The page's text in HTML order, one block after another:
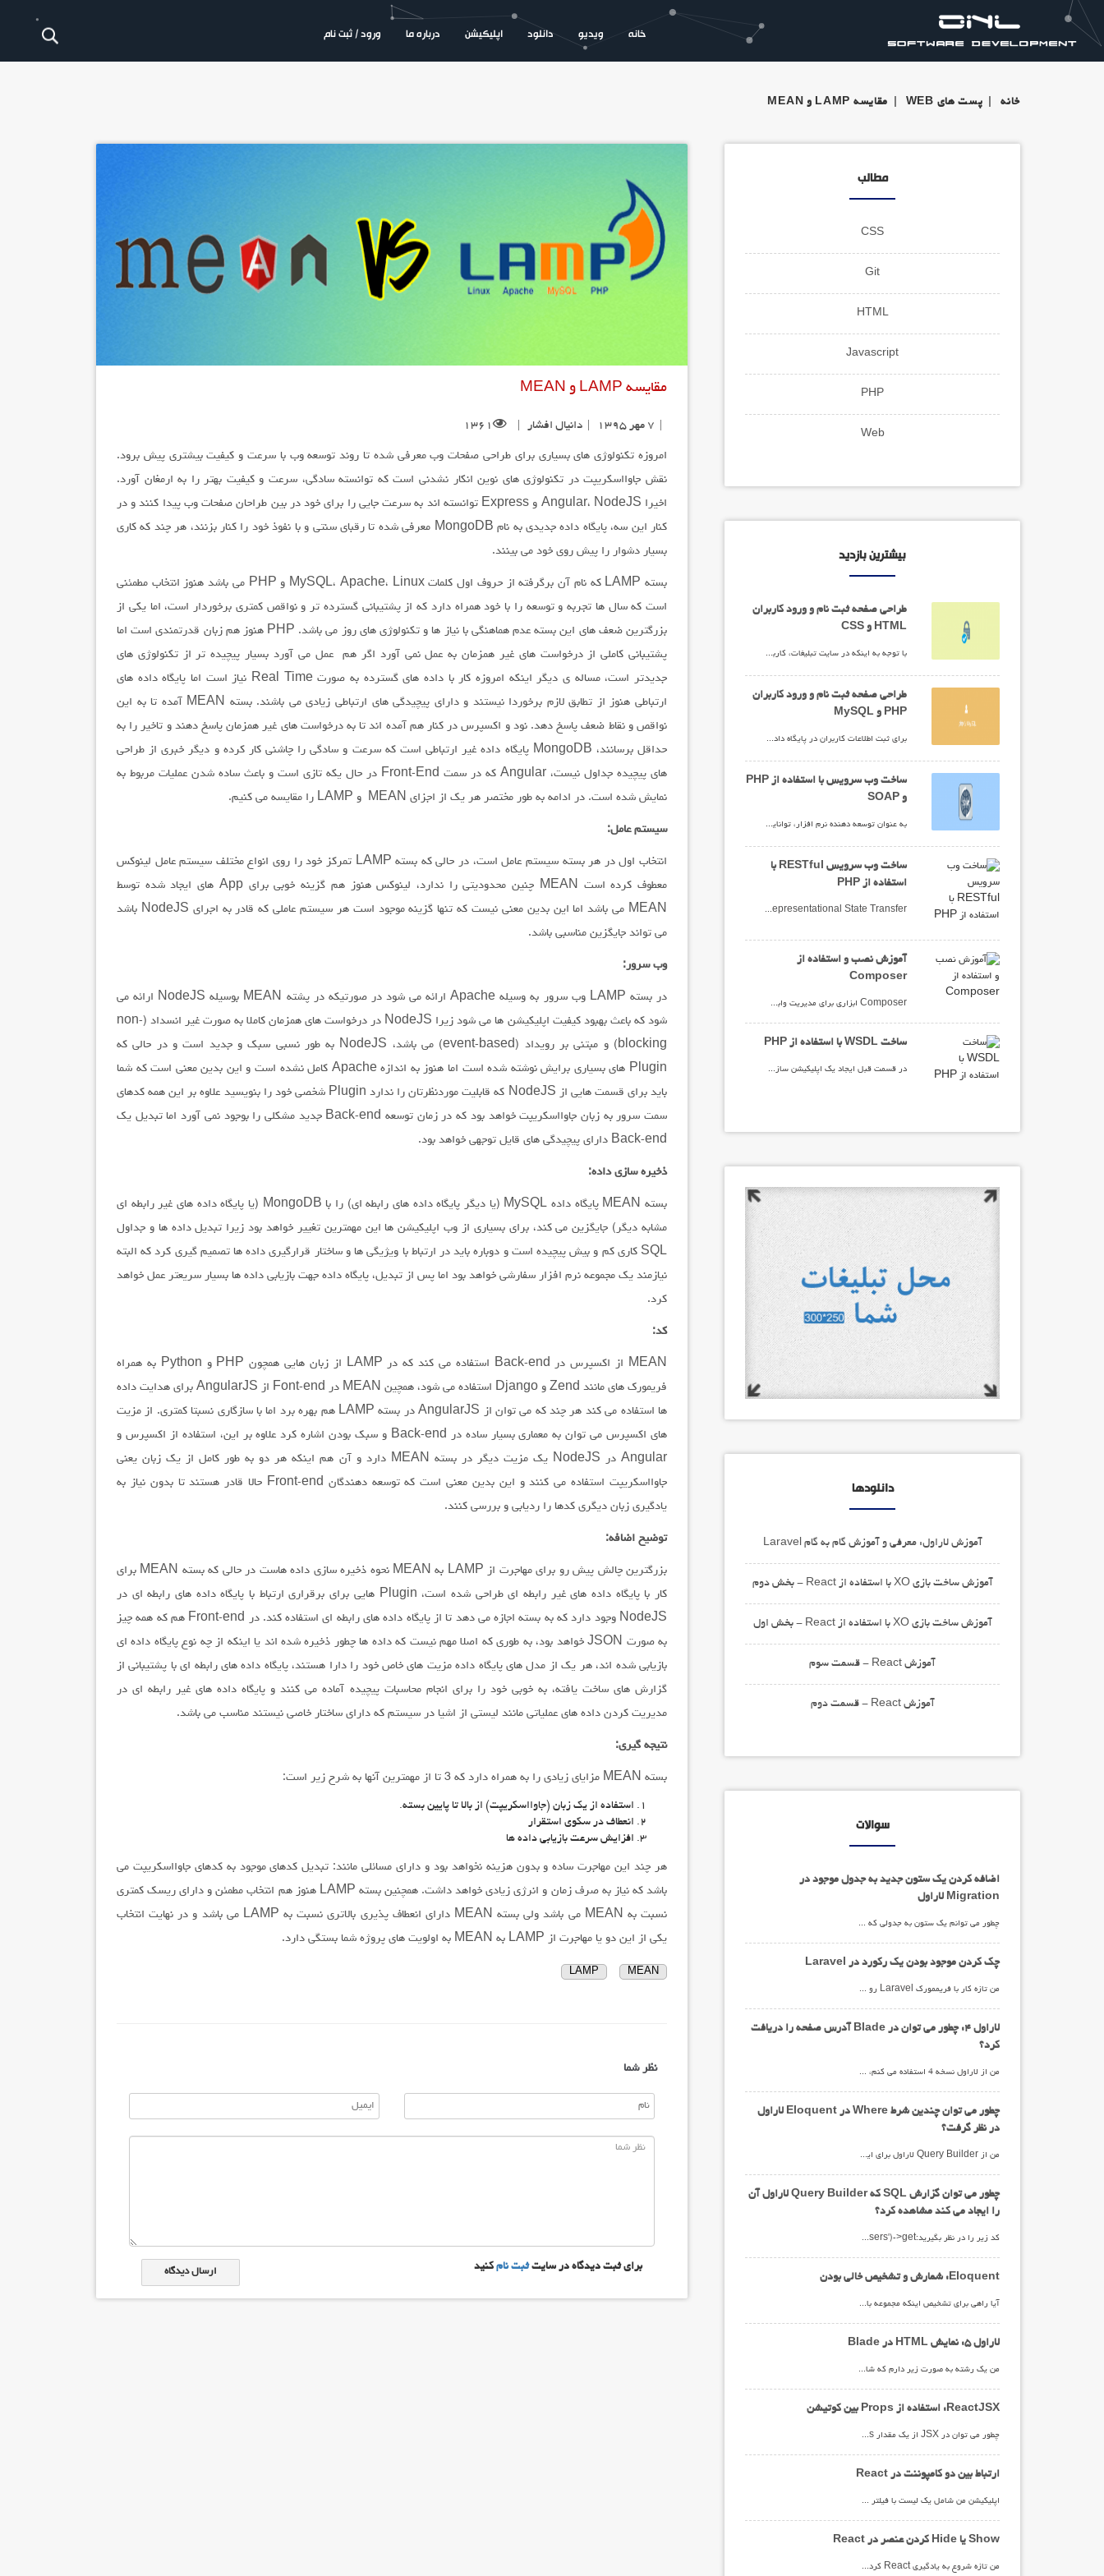
دانلود
خانه ویدیو دانلود اپلیکیشن درباره ما ورود / ثبت نام
خانه پست های WEB مقایسه LAMP و MEAN
مطالب
CSS
Git
HTML
Javascript
PHP
Web
بیشترین بازدید
طراحی صفحه ثبت نام و ورود کاربران
HTML و CSS
با توجه به اینکه در سایت تبلیغات، کاربران جهت ارائه آگهی های خود باید ثبت نام کنند در این قسمت برای ارسال اطلاعات به سمت سرور، با استفاده از تگ های موجود در HTML فرمی را جهت ثبت نام و ورود کاربران ایجاد خواهیم کرد. در ادامه مطلب همراه من باشید. چیست و چه کاربردی دارد؟
طراحی صفحه ثبت نام و ورود کاربران
PHP و MySQL
برای ثبت اطلاعات کاربران در پایگاه داده سایت، باید با استفاده از PHP اطلاعات ارسال شده توسط کاربر را دریافت کنیم و با استفاده از دستورات MySQL ذخیره کنیم. جهت اجرای کدهای PHP و MySQL در ویندوز باید نرم افزار WAMP یا XAMP را در سیستم خود نصب کنید. با استفاده از این نرم افزار یک لوکال هاست مجازی در سیستم شما شبیه سازی می شود تا کدهای PHP را اجرا و پایگاه داده MySQL را ایجاد کنید. در ادامه مطلب همراه من باشید. چیست و چه کاربردی دارد؟
ساخت وب سرویس با استفاده از PHP
و SOAP
به عنوان توسعه دهنده نرم افزار، توانایی توسعه نرم افزار و سرویس برای محدوده گسترده ای از پلتفرم ها یک مهارت ضروری است. اما برای تحقق این موضوع نمی توان انتظار داشت که همه از یک پلتفرم یا یک زبان برنامه نویسی استفاده کنند یا اینکه همه پلتفرم ها و زبان ها را پوشش داد، این یک کار نشدنی است. اگر تنها یک استاندارد وجود داشت که به ما اجازه می داد تا کدهای نرم افزارمان را یکبار بنویسیم و دیگران با نرم افزارهای خودشان به آسانی از طریق شبکه با آن ارتباط برقرار می کردند چقدر عالی می شد. خب خوشبختانه وجود دارد و نامش هم SOAP است. در ادامه مطلب همراه من باشید. چیست و چه کاربردی دارد؟
ساخت وب سرویس RESTful با
استفاده از PHP
Representational State Transfer یک سبک معماری در وب سرویس است که در آن از آدرس ها برای دستیابی به منابع استفاده می شود. داده ها و توابع در معماری RESTful منابع نامیده می شوند به این جهت که داده ها و توابع در واقع آنچیزی هستند که ما می خواهیم از طریق سرویس به آن متصل شویم. در این پست می خواهیم نشان دهیم که چطور می توان یک وب سرویس RESTful را بدون استفاده از هیچ نوع Framework خاصی در PHP ایجاد کرد. در ادامه مطلب همراه من باشید. چیست و چه کاربردی دارد؟
آموزش نصب و استفاده از
Composer
Composer ابزاری برای مدیریت وابستگی در پروژه های PHP می باشد. زمانی که شما تصمیم می گیرید تا یک پروژه PHP را ایجاد کنید قطعا با مسائلی برخورد خواهید کرد که راه حل آنها استفاده از کتابخانه ها یا پکیج های موجودی است که برای این مساله ها ارائه شده اند زیرا با این کار در فاکتور های مهمی همچون زمان و هزینه صرفه جویی کرده اید و به عبارت دیگر چرخ را از نو اختراع نمی کنید. از این دست مسائل می توان به: اعتبار سنجی کاربر مدیریت پایگاه داده مسیریابی درخواست اشاره کرد. اما در این میان کتابخانه ها یا پکیج های موجود هم دارای وابستگی های خاص خود هستند و به عنوان توسعه دهنده PHP شما باید انرژی مضاعفی را برای یافتن و تطبیق این وابستگی ها صرف کنید. در ادامه مطلب همراه من باشید. چیست و چه کاربردی دارد؟
ساخت WSDL با استفاده از PHP
در قسمت قبل ایجاد یک اپلیکیشن سازگار را با استفاده از پروتکل SOAP بررسی کردیم. همینطور نشان دادیم که ساخت سرور و کلاینت SOAP با کتابخانه NuSOAP چقدر آسان است اما در این قسمت می خواهیم WSDL را که در هنگام کار با SOAP حتما استفاده خواهد شد را توضیح دهیم. در اینجا ما در ارتباط با فایل های WSDL و اینکه چطور می توان از آنها استفاده کرد بحث خواهیم کرد همچنین به شما نشان می دهیم که به چه صورت می توان فایل WSDL را با NuSOAP ایجاد کنید و آن را با مثال های سرور و کلاینت SOAP که در قسمت قبل ایجاد کردیم ترکیب کنیم. در ادامه مطلب همراه من باشید. چیست و چه کاربردی دارد؟
دانلودها
آموزش لاراول: معرفی و آموزش گام به گام Laravel
آموزش ساخت بازی XO با استفاده از React - بخش دوم
آموزش ساخت بازی XO با استفاده از React - بخش اول
آموزش React - قسمت سوم
آموزش React - قسمت دوم
سوالات
اضافه کردن یک ستون جدید به جدول موجود در
Migration لاراول
چطور می توانم یک ستون به جدولی که از قبل با استفاده از فریموورک لاراول ایجاد شده است اضافه کنم؟من فایل Migration رو به صورت زیر ویرایش کردم:<?php public function up() { Schema::create('users', function ($table) { $table->integer("paid"); }); }در ترمینال هم دستور php artisan migrate:install و migrate رو اجرا کردم، اما ستون اضافه نشده است.چطور می توانم ستون مورد نظرم را اضافه کنم؟
چک کردن موجود بودن یک رکورد در Laravel
من تازه کار با فریممورک Laravel رو شروع کردم. چطور می توانم بررسی کنم که یک رکورد موجود است یا خیر؟$user = User::where('email', '=', Input::get('email'));چطور می می تونم بررسی کنم که user$ شامل رکورد هست یا نه؟
لاراول 4: چطور می توان در Blade آدرس صفحه را دریافت
کرد؟
من از لاراول نسخه 4 استفاده می کنم، چطور می توانم آدرس یک صفحه را دریافت کنم و در if@ استفاده کنم. می دونم که می توانم با استفاده از کد PHP زیر این کار را انجام دهم:<?php echo URL::current(); ?>اما در blade چطور می توان این کار را انجام داد؟
چطور می توان چندین شرط Where در Eloquent لاراول
در نظر گرفت؟
من از Query Builder لاراول برای ایجاد گزارش استفاده می کنم و گزارشم دارای چندین شرط می باشد.شرط ها را به صورت زیر اعمال کردم اما به نظرم راه جالبی نیست.$results = User::where('this', '=', 1) ->where('that', '=', 1) ->where('this_too', '=', 1) ->where('that_too', '=', 1) ->where('this_as_well', '=', 1) ->where('that_as_well', '=', 1) ->where('this_one_too', '=', 1) ->where('that_one_too', '=', 1) ->where('this_one_as_well', '=', 1) ->where('that_one_as_well', '=', 1) ->get();آیا راه بهتری برای اعمال شرط ها وجود دارد؟
چطور می توان گزارش SQL که Query Builder لاراول آن
را ایجاد می کند مشاهده کرد؟
کد زیر را در نظر بگیرید:DB::table('users')->get();من می خوام کد SQL که Query Builder بالا اجرا می کند را دریافت کنم به عنوان مثال در کد بالا کد SQL:SELECT * FROM usersتوسط Query builder اجرا می شود.
Eloquent: شمارش و تشخیص خالی بودن
آیا راهی برای تشخیص اینکه مجموعه بازگشتی از گزارش:$result = Model::where(...)->get() خالی است یا اینکه تعداد عناصر موجود در آن چقدر است وجود دارد؟من در حال حاضر از:!$result استفاده می کنم آیا راه درستی است؟در مورد:count($result)آیا همه موارد را پوشش می دهد؟ به عنوان مثال اگر result خالی باشد؟
لاراول 5: نمایش HTML در Blade
من یک رشته به صورت زیر دارم که شامل تگ HTML می باشد:$text = '<p><strong>Lorem</strong> ipsum dolor <img src="images/test.jpg"></p>'و می خواهم با استفاده از Blade نمایش بدم:{{$text}}اما خود رشته را چاپ می کند و تگ های HTML را رندر نمی کند. چطور می توانم HTML را با Blade در لاراول 5 نمایش بدم؟
ReactJSX: استفاده از Props بین کوتیشن
چطور می توان در JSX از یک مقدار props به عنوان مقدار attribute استفاده کرد؟به عنوان مثال:<img className="image" src="images/{this.props.image}" />و خروجی HTML آن به صورت زیر است:<img class="image" src="images/{this.props.image}">
ارتباط بین دو کامپوننت در React
اپلیکیشن من شامل یک لیست با فیلتر های آن و یک button برای تغییر layout می باشد. در حال حاضر از سه کامپوننت:</list></Filters></TopBar>استفاده می کنم. می خوام زمانی که تنظیمات در </Filters> تغییر کرد متدی در کامپوننت </list> برای بروزرسانی view اجرا شود.چطور میتونم بین این سه کامپوننت ارتباط برقرار کنم؟ آیا باید از مدل داده global برای انجام این کار استفاده کنم؟
Show یا Hide کردن عنصر در React
من تازه شروع به یادگیری React کردم و دنبال راهی هستم که بتونم یک عنصر روی صفحه را show یا hide کنم. می خوام زمانی که کلیک کردم، div مربوط به نتایج نمایش داده شود.var Search= React.createClass({ handleClick: function (event) { console.log(this.prop); }, render: function () { return ( <div className="date-range"> <input type="submit" value="Search" onClick={this.handleClick} /> </div> ); } }); var Results = React.createClass({ render: function () { return ( <div id="results" className="search-results"> Some Results </div> ); } }); React.renderComponent(<Search /> , document.body);
مقایسه LAMP و MEAN
۷ مهر ۱۳۹۵ دانیال افشار 1361
امروزه تکنولوژی های بسیاری برای طراحی صفحات وب معرفی شده تا روند توسعه وب با سرعت و کیفیت بیشتری پیش برود.
نقش جاوااسکریپت در تکنولوژی های نوین انکار نشدنی است که توانسته سادگی، سرعت و کیفیت بهتر را به ارمغان آورد.
اخیرا Angular، NodeJS و Express توانسته اند به سرعت جایی را برای خود در بین طراحان صفحات وب پیدا کنند و در
کنار این سه، پایگاه داده جدیدی به نام MongoDB معرفی شده تا رقبای سنتی و با نفوذ خود را کنار بزنند، هر چند که کاری
بسیار دشوار را پیش روی خود می بینند.
بسته LAMP که نام آن برگرفته از حروف اول کلمات MySQL، Apache، Linux و PHP می باشد هنوز انتخاب مطمئنی
است که سال ها تجربه و توسعه را با خود همراه دارد که از پشتیبانی گسترده تر و نواقص کمتری برخوردار است، اما یکی از
بزرگترین ضعف های این بسته عدم هماهنگی با نیاز ها و تکنولوژی های روز می باشد. PHP هنوز هم زبان قدرتمندی است اما
پشتیبانی کاملی از درخواست های غیر همزمان به عمل نمی آورد اگر هم عمل می آورد بسیار پیچیده تر از تکنولوژی های
جدیدتر است، مساله ی دیگر اینکه امروزه کار با داده های گسترده به صورت Real Time نیاز است اما پایگاه داده های
ارتباطی هنوز از تطابق لازم برخوردا نیستند و دارای پیچیدگی های ارتباطی زیادی می باشند. بسته MEAN آمده تا به این
نواقص و نقاط ضعف پاسخ دهد. نود و اکسپرس در کنار هم آمده اند تا به درخواست های غیر همزمان پاسخ دهند و تاخیر را به
حداقل برسانند، MongoDB پایگاه داده غیر ارتباطی است که سرعت و سادگی را چاشنی کار کرده و دیگر خبری از طراحی
های پیچیده جداول نیست، Angular که در سمت Front-End در حال یکه تازی است و باعث ساده شدن عملیات مربوط به
نمایش شده است. در ادامه به طور مختصر هر یک از اجزای MEAN و LAMP را مقایسه می کنیم.
سیستم عامل:
انتخاب اول در هر بسته سیستم عامل است، در حالی که بسته LAMP تمرکز خود را روی انواع مختلف سیستم عامل لینوکس
معطوف کرده است MEAN چنین محدودیتی را ندارد، لینوکس هنوز هم گزینه خوبی برای App های ایجاد شده توسط
MEAN می باشد اما این بدین معنی نیست که تنها گزینه موجود است هر سیستم عاملی که قادر به اجرای NodeJS باشد
می تواند جایگزین مناسبی باشد.
وب سرور:
در بسته LAMP وب سرور به وسیله Apache ارائه می شود در صورتیکه در پشته MEAN بوسیله NodeJS ارائه می
شود که باعث بهبود کیفیت اپلیکیشن ها می شود زیرا NodeJS در درخواست های همزمان کاملا به صورت غیر انسداد (non-
blocking) و مبتنی بر رویداد (event-based) می باشد، NodeJS به طور نسبی سبک و جدید است و در حالی که
Plugin های بسیاری برایش نوشته شده است اما هنوز به اندازه Apache کامل نشده است و این بدین معنی است که شما
باید برای قسمت هایی از NodeJS که قابلیت موردنظرتان را ندارد Plugin شخصی خود را بنویسید علاوه بر این همه کدهای
سمت سرور به زبان جاوااسکریپت خواهد بود که در زمان توسعه Back-end جدید مشکلی را بوجود نمی آورد اما تبدیل یک
Back-end دارای پیچیدگی های قایل توجهی خواهد بود.
ذخیره سازی داده:
بسته MEAN پایگاه داده MySQL (یا دیگر پایگاه داده های رابطه ای) را با MongoDB (یا پایگاه داده های غیر رابطه ای
مشابه دیگر) جایگزین می کند، برای بسیاری از وب اپلیکیشن ها این مهمترین تغییر خواهد بود زیرا تبدیل داده ها و جداول
SQL کاری کم و بیش پیچیده است و دوباره باید در ارتباط با ویژیگی ها و ساختار قرارگیری داده ها تصمیم گیری کرد که البته
نیازمند یک مجموعه نرم افزار سفارشی خواهد بود اما پس از تبدیل، پایگاه داده جهت بازیابی داده ها بسیار سریعتر عمل خواهد
کرد.
کد:
MEAN از اکسپرس در Back-end استفاده می کند که در LAMP از زبان هایی همچون PHP و Python به همراه
فریمورک های مانند Zend و Django استفاده می شود، همچین MEAN در Font-end از AngularJS برای هدایت داده
ها استفاده می کند هر چند که می توان از AngularJS در بسته LAMP هم بهره برد اما با سازگاری نسبتا کمتری. از مزیت
های اکسپرس می توان به معماری بسیار ساده در Back-end و سبک بودن اشاره کرد علاوه بر این، استفاده از اکسپرس و
Angular در NodeJS یک مزیت دیگر در بسته MEAN دارد و آن هم اینکه هر دو به طور کامل از یک زبان یعنی
جاوااسکریپت استفاده می کنند و این بدین معنی است که توسعه دهندگان Front-end حالا قادر هستند تا بدون نیاز به
یادگیری زبان دیگری کدها را ردیابی و بررسی کنند.
توضیح اضافه:
بزرگترین چالش پیش رو برای مهاجرت از LAMP به MEAN نحوه ذخیره سازی داده هاست در حالی که بسته MEAN برای
کار با پایگاه داده های غیر رابطه ای طراحی شده است، Plugin هایی برای برقراری ارتباط با پایگاه داده های رابطه ای در
NodeJS وجود دارد که به بسته اجازه می دهد تا از پایگاه داده های رابطه ای استفاده کند. در Front-end هم که همه چیز
به صورت JSON خواهد بود، به طوری که اصلا مهم نیست که داده ها چطور ذخیره شده اند یا اینکه از چه نوع پایگاه داده ای
بازیابی شده اند، هر یک از مدل های پایگاه داده مزیت های خاص خود را دارا هستند، پایگاه داده های رابطه ای با پشتیبانی از
گزارش های ساخت یافته، به خوبی خود را برای انجام محاسبات پیچیده آماده می کنند و پایگاه داده های غیر رابطه ای در
مدیریت کردن داده های عملیاتی مانند لیستی از اشیا در سیستم که دارای ساختار خاصی نیستند مناسب می باشد.
نتیجه گیری:
بسته MEAN مزایای زیادی را به همراه دارد که 3 تا از مهمترین آنها به شرح زیر است:
استفاده از یک زبان (جاوااسکریپت) از بالا تا پایین بسته.
انعطاف در سکوی استقرار
افزایش سرعت بازیابی داده ها
هر چند این مهاجرت ساده و بدون هزینه نخواهد بود و دارای مسائلی مانند: تبدیل کدهای موجود به کدهای جاوااسکریپت می
باشد که نیاز به صرف زمان و انرژی زیادی خواهد داشت. همچنین بسته LAMP هنوز هم انتخاب مطمئن و دارای ریسک کمتری
نسبت به MEAN می باشد ولی بسته MEAN دارای انعطاف پذیری بالاتری نسبت به LAMP می باشد و در نهایت انتخاب
یکی از این دو یا مهاجرت از LAMP به MEAN به اولویت های پروژه شما بستگی دارد.
MEAN
LAMP
نظر شما
برای ثبت دیدگاه در سایتثبت نام کنید ارسال دیدگاه